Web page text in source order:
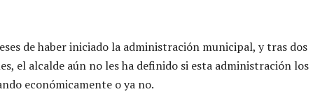
de haber iniciado la administración municipal, y tras dos
el alcalde aún no les ha definido si esta administración los
económicamente o ya no.